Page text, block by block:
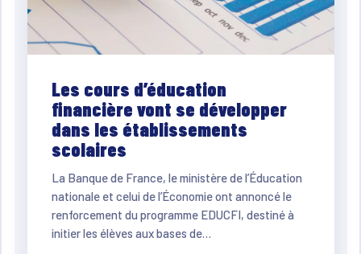
Les cours d’éducation
financière vont se développer
dans les établissements
scolaires
La Banque de France, le ministère de l’Éducation
nationale et celui de l’Économie ont annoncé le
renforcement du programme EDUCFI, destiné à
initier les élèves aux bases de…